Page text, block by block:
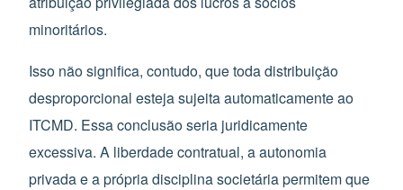
minoritários.
Isso não significa, contudo, que toda distribuição
desproporcional esteja sujeita automaticamente ao
ITCMD. Essa conclusão seria juridicamente
excessiva. A liberdade contratual, a autonomia
privada e a própria disciplina societária permitem que